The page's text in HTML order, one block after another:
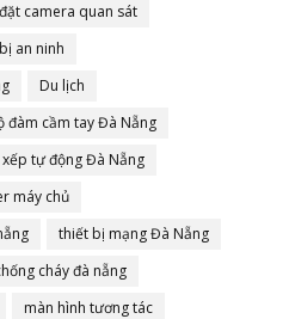
camera quan sát
an ninh
Du lịch
đàm cầm tay Đà Nẵng
xếp tự động Đà Nẵng
máy chủ
thiết bị mạng Đà Nẵng
cháy đà nẵng
màn hình tương tác